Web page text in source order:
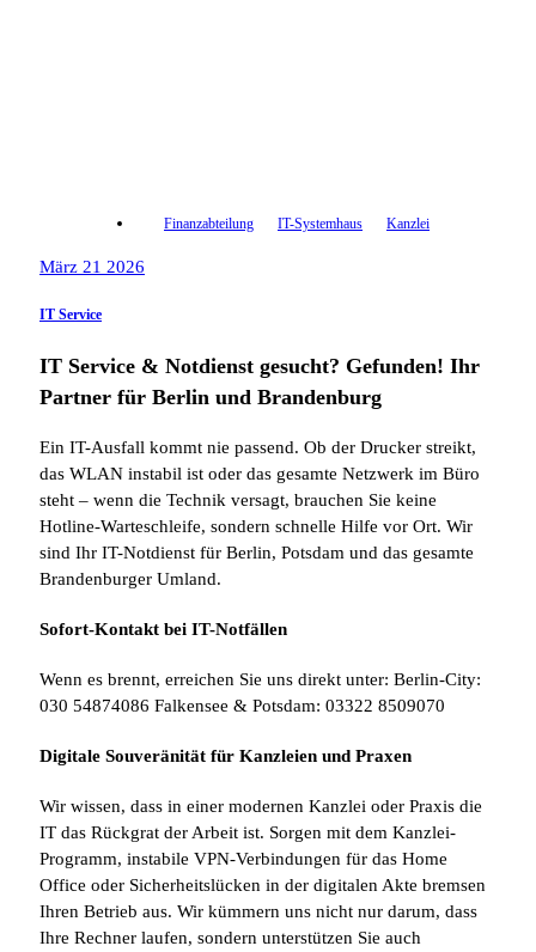
Finanzabteilung IT-Systemhaus Kanzlei
März 21 2026
IT Service
IT Service & Notdienst gesucht? Gefunden! Ihr
Partner für Berlin und Brandenburg
Ein IT-Ausfall kommt nie passend. Ob der Drucker streikt,
das WLAN instabil ist oder das gesamte Netzwerk im Büro
steht – wenn die Technik versagt, brauchen Sie keine
Hotline-Warteschleife, sondern schnelle Hilfe vor Ort. Wir
sind Ihr IT-Notdienst für Berlin, Potsdam und das gesamte
Brandenburger Umland.
Sofort-Kontakt bei IT-Notfällen
Wenn es brennt, erreichen Sie uns direkt unter: Berlin-City:
030 54874086 Falkensee & Potsdam: 03322 8509070
Digitale Souveränität für Kanzleien und Praxen
Wir wissen, dass in einer modernen Kanzlei oder Praxis die
IT das Rückgrat der Arbeit ist. Sorgen mit dem Kanzlei-
Programm, instabile VPN-Verbindungen für das Home
Office oder Sicherheitslücken in der digitalen Akte bremsen
Ihren Betrieb aus. Wir kümmern uns nicht nur darum, dass
Ihre Rechner laufen, sondern unterstützen Sie auch